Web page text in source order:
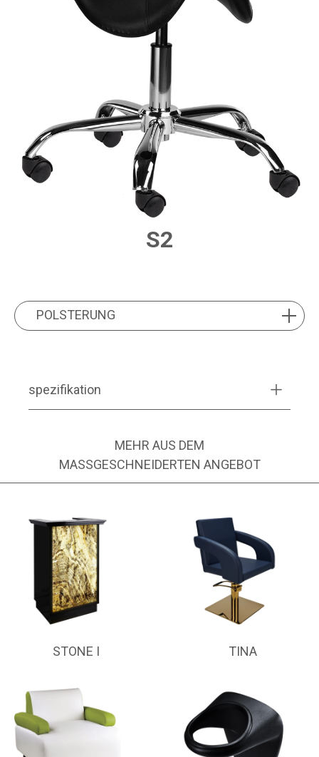
S2
POLSTERUNG
POLSTERUNG
spezifikation
MEHR AUS DEM
MASSGESCHNEIDERTEN ANGEBOT
STONE I TINA